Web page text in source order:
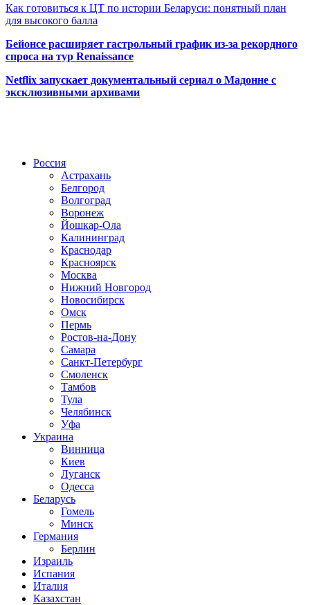
Как готовиться к ЦТ по истории Беларуси: понятный план
для высокого балла
Бейонсе расширяет гастрольный график из-за рекордного
спроса на тур Renaissance
Netflix запускает документальный сериал о Мадонне с
эксклюзивными архивами
Россия
Астрахань
Белгород
Волгоград
Воронеж
Йошкар-Ола
Калининград
Краснодар
Красноярск
Москва
Нижний Новгород
Новосибирск
Омск
Пермь
Ростов-на-Дону
Самара
Санкт-Петербург
Смоленск
Тамбов
Тула
Челябинск
Уфа
Украина
Винница
Киев
Луганск
Одесса
Беларусь
Гомель
Минск
Германия
Берлин
Израиль
Испания
Италия
Казахстан